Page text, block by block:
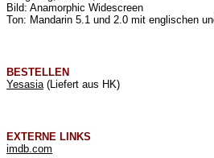
Bild: Anamorphic Widescreen
Ton: Mandarin 5.1 und 2.0 mit englischen
BESTELLEN
Yesasia(Liefert aus HK)
EXTERNE LINKS
imdb.com